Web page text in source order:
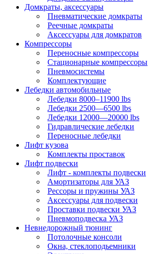
Домкраты, аксессуары
Пневматические домкраты
Реечные домкраты
Аксессуары для домкратов
Компрессоры
Переносные компрессоры
Стационарные компрессоры
Пневмосистемы
Комплектующие
Лебедки автомобильные
Лебедки 8000–11900 lbs
Лебедки 2500—6500 lbs
Лебедки 12000—20000 lbs
Гидравлические лебедки
Переносные лебедки
Лифт кузова
Комплекты проставок
Лифт подвески
Лифт - комплекты подвески
Амортизаторы для УАЗ
Рессоры и пружины УАЗ
Аксессуары для подвески
Проставки подвески УАЗ
Пневмоподвеска УАЗ
Невнедорожный тюнинг
Потолочные консоли
Окна, стеклоподьемники